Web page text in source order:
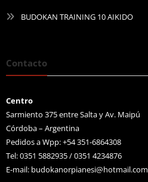
BUDOKAN TRAINING 10 AIKIDO
Contacto
Centro
Sarmiento 375 entre Salta y Av. Maipú
Córdoba – Argentina
Pedidos a Wpp: +54 351-6864308
Tel: 0351 5882935 / 0351 4234876
E-mail: budokanorpianesi@hotmail.com